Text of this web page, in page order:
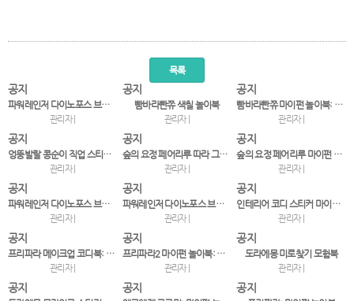
목록
공지
파워레인저 다이노포스 브레이브 스티커 놀이 ㄱㄴㄷ
관리자 |
공지
빰바라빤쮸 색칠 놀이북
관리자 |
공지
빰바라빤쮸 마이펀 놀이북: 스티커&색칠
관리자 |
공지
엉뚱발랄 콩순이 직업 스티커북 무슨 일을 하나요? 우리…
관리자 |
공지
숲의 요정 페어리루 따라 그리기 색칠북
관리자 |
공지
숲의 요정 페어리루 마이펀 놀이북
관리자 |
공지
파워레인저 다이노포스 브레이브 스티커 놀이 123
관리자 |
공지
파워레인저 다이노포스 브레이브 마이펀 놀이북: 스티커 …
관리자 |
공지
인테리어 코디 스티커 마이홈 코디북: 붙였다 떼었다!
관리자 |
공지
프리파라 메이크업 코디북: 라라&소피 붙였다 떼었다!
관리자 |
공지
프리파라2 마이펀 놀이북: 아이돌 도감
관리자 |
공지
도라에몽 미로찾기 모험북
관리자 |
공지 공지 공지